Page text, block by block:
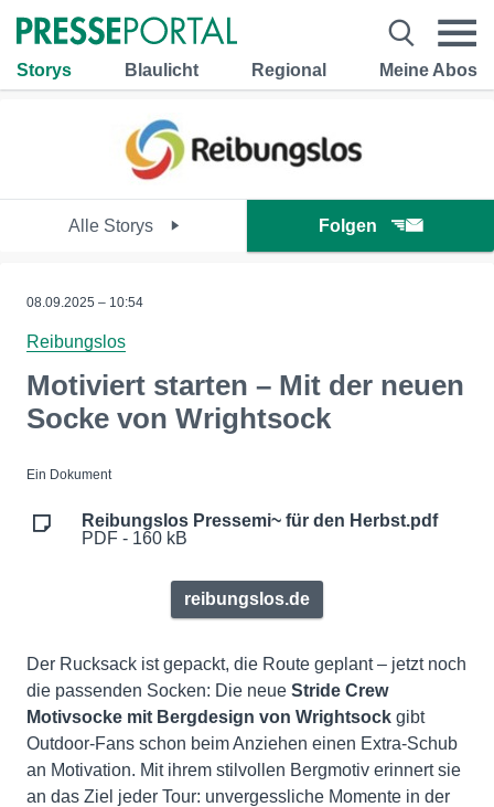
Storys Blaulicht Regional Meine Abos
Alle Storys Folgen
08.09.2025 – 10:54
Reibungslos
Motiviert starten – Mit der neuen
Socke von Wrightsock
Ein Dokument
Reibungslos Pressemi~ für den Herbst.pdf
PDF - 160 kB
reibungslos.de
Der Rucksack ist gepackt, die Route geplant – jetzt noch
die passenden Socken: Die neue Stride Crew
Motivsocke mit Bergdesign von Wrightsock gibt
Outdoor-Fans schon beim Anziehen einen Extra-Schub
an Motivation. Mit ihrem stilvollen Bergmotiv erinnert sie
an das Ziel jeder Tour: unvergessliche Momente in der